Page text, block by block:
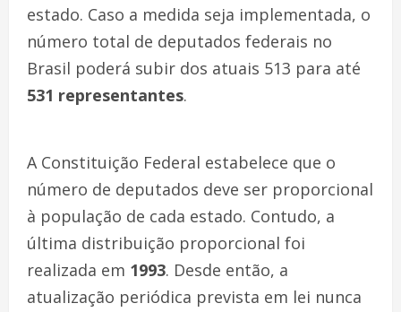
estado. Caso a medida seja implementada, o
número total de deputados federais no
Brasil poderá subir dos atuais 513 para até
531 representantes.
A Constituição Federal estabelece que o
número de deputados deve ser proporcional
à população de cada estado. Contudo, a
última distribuição proporcional foi
realizada em 1993. Desde então, a
atualização periódica prevista em lei nunca